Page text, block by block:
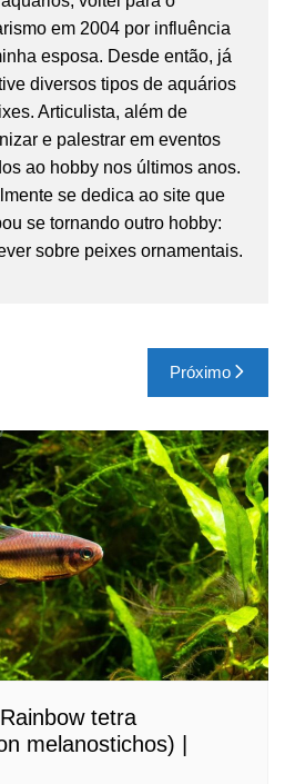
em 2004 por influência
esposa. Desde então, já
diversos tipos de aquários
Articulista, além de
e palestrar em eventos
ao hobby nos últimos anos.
se dedica ao site que
se tornando outro hobby:
sobre peixes ornamentais.
Próximo
tetra
melanostichos) |